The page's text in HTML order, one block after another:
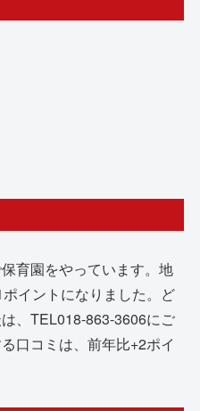
育園をやっています。地
イントになりました。ど
、TEL018-863-3606にご
口コミは、前年比+2ポイ